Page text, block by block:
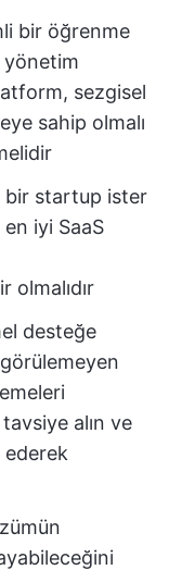
bir öğrenme
yönetim
sezgisel
sahip olmalı
bir startup ister
iyi SaaS
olmalıdır
desteğe
tavsiye alın ve